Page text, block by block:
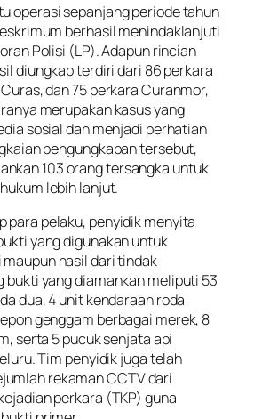
operasi sepanjang periode tahun
berhasil menindaklanjuti
Polisi (LP). Adapun rincian
diungkap terdiri dari 86 perkara
dan 75 perkara Curanmor,
merupakan kasus yang
sosial dan menjadi perhatian
pengungkapan tersebut,
103 orang tersangka untuk
lebih lanjut.
para pelaku, penyidik menyita
yang digunakan untuk
hasil dari tindak
bukti yang diamankan meliputi 53
dua, 4 unit kendaraan roda
genggam berbagai merek, 8
serta 5 pucuk senjata api
Tim penyidik juga telah
rekaman CCTV dari
perkara (TKP) guna